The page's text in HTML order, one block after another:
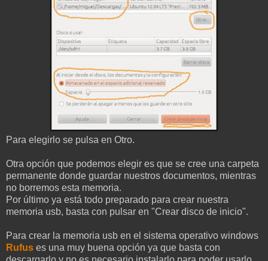
Para elegirlo se pulsa en Otro.
Otra opción que podemos elegir es que se cree una carpeta
permanente donde guardar nuestros documentos, mientras
no borremos esta memoria.
Por último ya está todo preparado para crear nuestra
memoria usb, basta con pulsar en "Crear disco de inicio".
Para crear la memoria usb en el sistema operativo windows
Rufus es una muy buena opción ya que basta con